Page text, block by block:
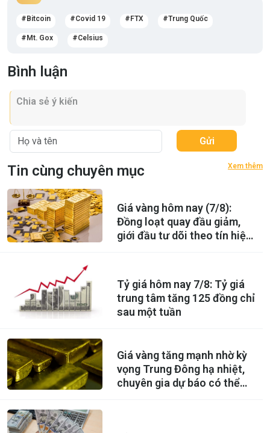
Bitcoin Covid 19 FTX Trung Quốc
Mt. Gox Celsius
Bình luận
Gửi
Tin cùng chuyên mục Xem thêm
Giá vàng hôm nay (7/8):
Đồng loạt quay đầu giảm,
giới đầu tư dõi theo tín hiệu
Tỷ giá hôm nay 7/8: Tỷ giá
trung tâm tăng 125 đồng chỉ
sau một tuần
Giá vàng tăng mạnh nhờ kỳ
vọng Trung Đông hạ nhiệt,
chuyên gia dự báo có thể